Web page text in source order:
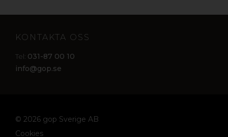
KONTAKTA OSS
Tel: 031-87 00 10
info@gop.se
© 2026 gop Sverige AB
Cookies